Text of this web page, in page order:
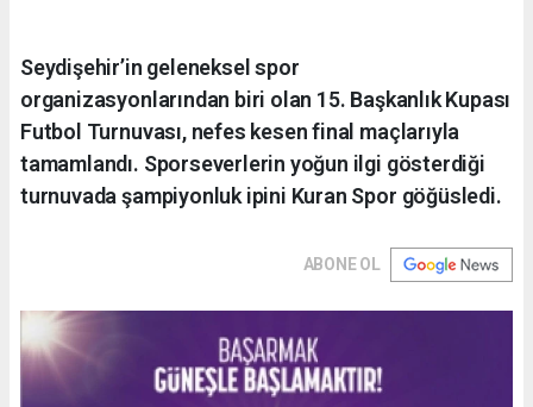
Seydişehir’in geleneksel spor
organizasyonlarından biri olan 15. Başkanlık Kupası
Futbol Turnuvası, nefes kesen final maçlarıyla
tamamlandı. Sporseverlerin yoğun ilgi gösterdiği
turnuvada şampiyonluk ipini Kuran Spor göğüsledi.
ABONE OL